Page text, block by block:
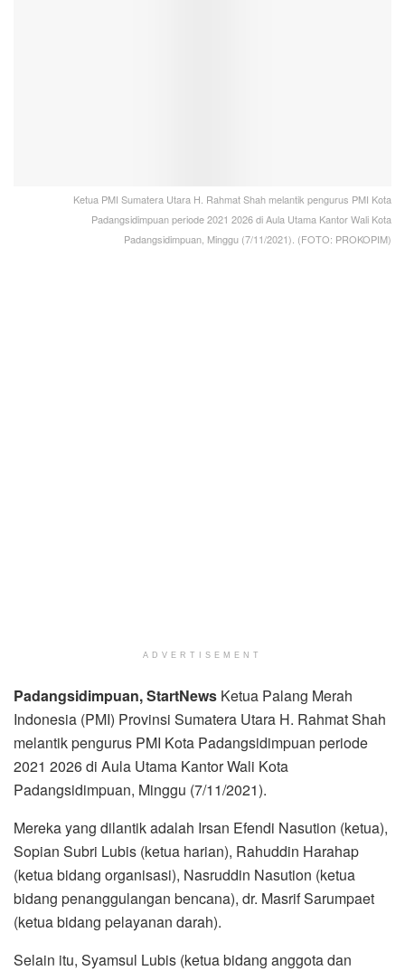
Ketua PMI Sumatera Utara H. Rahmat Shah melantik pengurus PMI Kota
Padangsidimpuan periode 2021 2026 di Aula Utama Kantor Wali Kota
Padangsidimpuan, Minggu (7/11/2021). (FOTO: PROKOPIM)
ADVERTISEMENT
Padangsidimpuan, StartNews Ketua Palang Merah
Indonesia (PMI) Provinsi Sumatera Utara H. Rahmat Shah
melantik pengurus PMI Kota Padangsidimpuan periode
2021 2026 di Aula Utama Kantor Wali Kota
Padangsidimpuan, Minggu (7/11/2021).
Mereka yang dilantik adalah Irsan Efendi Nasution (ketua),
Sopian Subri Lubis (ketua harian), Rahuddin Harahap
(ketua bidang organisasi), Nasruddin Nasution (ketua
bidang penanggulangan bencana), dr. Masrif Sarumpaet
(ketua bidang pelayanan darah).
Selain itu, Syamsul Lubis (ketua bidang anggota dan